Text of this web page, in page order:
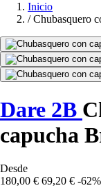
Inicio
/ Chubasquero
Dare 2B
capucha
Desde
180,00 € 69,20 € -62%